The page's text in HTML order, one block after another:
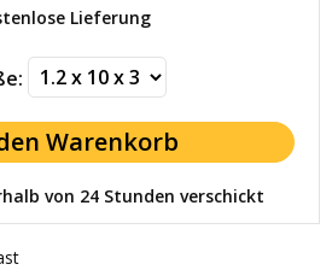
Lieferung
von 24 Stunden verschickt